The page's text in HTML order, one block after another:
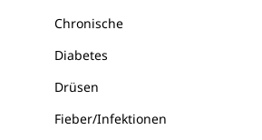
Chronische
Diabetes
Drüsen
Fieber/Infektionen